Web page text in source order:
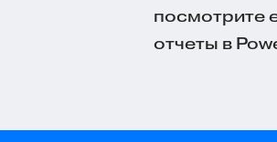
посмотрите
отчеты в